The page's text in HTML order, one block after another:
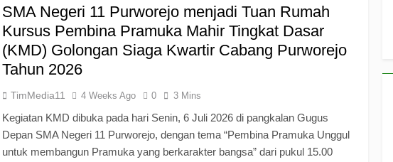
Pengabdian Generasi
SMA Negeri 11 Purworejo menjadi Tuan Rumah
Kursus Pembina Pramuka Mahir Tingkat Dasar
(KMD) Golongan Siaga Kwartir Cabang Purworejo
Tahun 2026
TimMedia11 4 Weeks Ago 0 3 Mins
Kegiatan KMD dibuka pada hari Senin, 6 Juli 2026 di pangkalan Gugus
Depan SMA Negeri 11 Purworejo, dengan tema “Pembina Pramuka Unggul
untuk membangun Pramuka yang berkarakter bangsa” dari pukul 15.00